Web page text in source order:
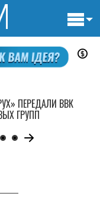
ПЕРЕДАЛИ ВВК
ГРУПП